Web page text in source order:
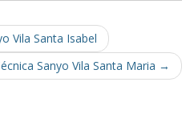
Vila Santa Isabel
Sanyo Vila Santa Maria →